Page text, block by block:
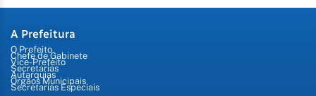
A Prefeitura
O Prefeito
Chefe de Gabinete
Vice-Prefeito
Secretarias
Autarquias
Órgãos Municipais
Secretarias Especiais